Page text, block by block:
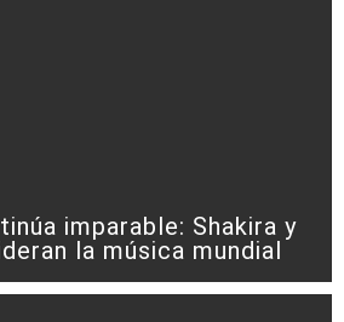
imparable: Shakira y
la música mundial